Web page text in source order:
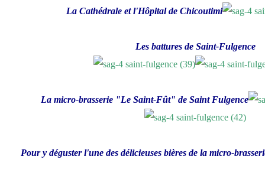
La Cathédrale et l'Hôpital de Chicoutimi
Les battures de Saint-Fulgence
La micro-brasserie "Le Saint-Fût" de Saint Fulgence
Pour y déguster l'une des délicieuses bières de la micro-